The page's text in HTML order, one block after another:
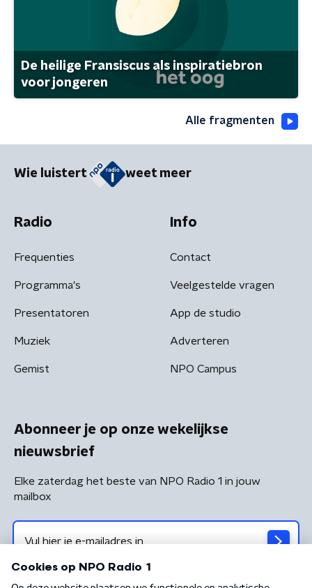
De heilige Fransiscus als inspiratiebron
voor jongeren
Alle fragmenten
Wie luistert weet meer
Radio
Frequenties
Programma's
Presentatoren
Muziek
Gemist
Info
Contact
Veelgestelde vragen
App de studio
Adverteren
NPO Campus
Abonneer je op onze wekelijkse
nieuwsbrief
Elke zaterdag het beste van NPO Radio 1 in jouw
mailbox